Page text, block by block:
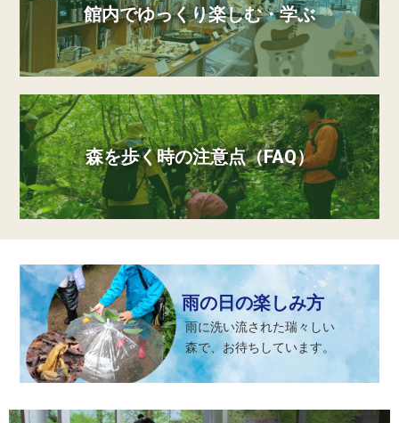
館内でゆっくり楽しむ・学ぶ
森を歩く時の注意点（FAQ）
雨の日の楽しみ方
雨に洗い流された瑞々しい
森で、お待ちしています。